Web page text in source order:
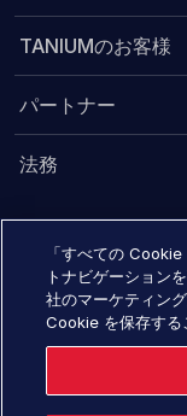
TANIUMのお客様
パートナー
法務
Converge 2026
今すぐ登録する
「すべての
トナビゲーション
社のマーケティン
Cookie を保存する